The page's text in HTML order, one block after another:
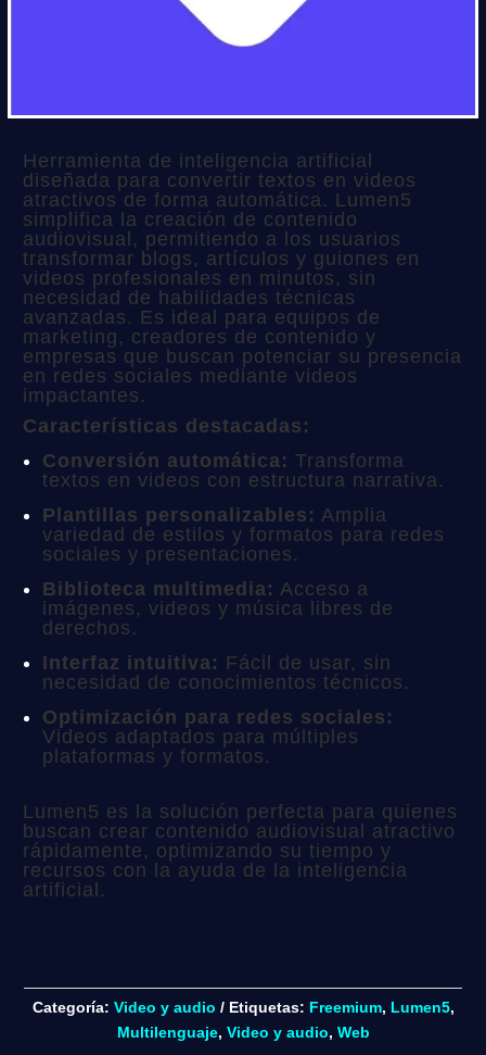
Herramienta de inteligencia artificial
diseñada para convertir textos en videos
atractivos de forma automática. Lumen5
simplifica la creación de contenido
audiovisual, permitiendo a los usuarios
transformar blogs, artículos y guiones en
videos profesionales en minutos, sin
necesidad de habilidades técnicas
avanzadas. Es ideal para equipos de
marketing, creadores de contenido y
empresas que buscan potenciar su presencia
en redes sociales mediante videos
impactantes.
Características destacadas:
Conversión automática: Transforma
textos en videos con estructura narrativa.
Plantillas personalizables: Amplia
variedad de estilos y formatos para redes
sociales y presentaciones.
Biblioteca multimedia: Acceso a
imágenes, videos y música libres de
derechos.
Interfaz intuitiva: Fácil de usar, sin
necesidad de conocimientos técnicos.
Optimización para redes sociales:
Videos adaptados para múltiples
plataformas y formatos.
Lumen5 es la solución perfecta para quienes
buscan crear contenido audiovisual atractivo
rápidamente, optimizando su tiempo y
recursos con la ayuda de la inteligencia
artificial.
Categoría: Video y audio Etiquetas: Freemium, Lumen5,
Multilenguaje, Video y audio, Web